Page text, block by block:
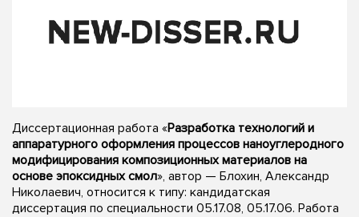
Диссертационная работа «Разработка технологий и
аппаратурного оформления процессов наноуглеродного
модифицирования композиционных материалов на
основе эпоксидных смол», автор — Блохин, Александр
Николаевич, относится к типу: кандидатская
диссертация по специальности 05.17.08, 05.17.06. Работа